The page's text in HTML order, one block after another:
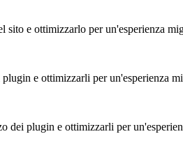
e ottimizzarlo per un'esperienza
e ottimizzarli per un'esperienza
dei plugin e ottimizzarli per